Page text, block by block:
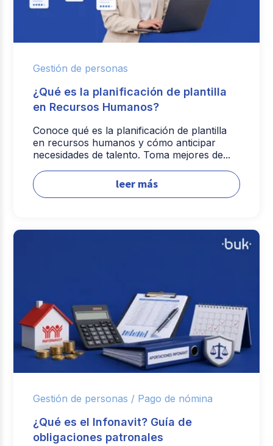
Gestión de personas
¿Qué es la planificación de plantilla
en Recursos Humanos?
Conoce qué es la planificación de plantilla
en recursos humanos y cómo anticipar
necesidades de talento. Toma mejores de...
leer más
Gestión de personas / Pago de nómina
¿Qué es el Infonavit? Guía de
obligaciones patronales